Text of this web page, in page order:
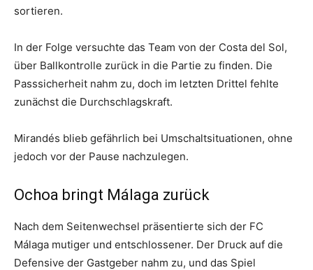
sortieren.
In der Folge versuchte das Team von der Costa del Sol,
über Ballkontrolle zurück in die Partie zu finden. Die
Passsicherheit nahm zu, doch im letzten Drittel fehlte
zunächst die Durchschlagskraft.
Mirandés blieb gefährlich bei Umschaltsituationen, ohne
jedoch vor der Pause nachzulegen.
Ochoa bringt Málaga zurück
Nach dem Seitenwechsel präsentierte sich der FC
Málaga mutiger und entschlossener. Der Druck auf die
Defensive der Gastgeber nahm zu, und das Spiel